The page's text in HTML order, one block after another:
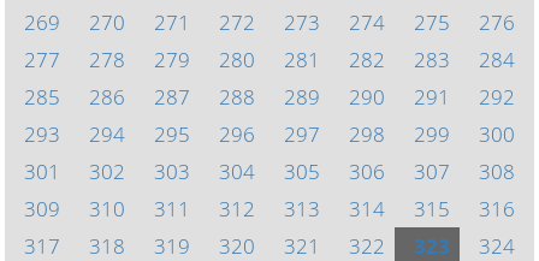
269
270 271 272 273 274 275
276
277
278 279 280 281 282 283
284
285
286 287 288 289 290 291
292
293
294 295 296 297 298 299
300
301
302 303 304 305 306 307
308
309
310 311 312 313 314 315
316
317
318 319 320 321 322 323
324